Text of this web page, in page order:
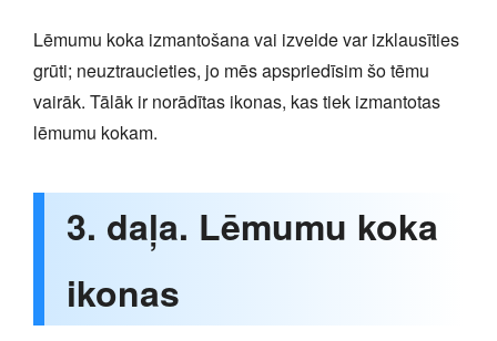
Lēmumu koka izmantošana vai izveide var izklausīties
grūti; neuztraucieties, jo mēs apspriedīsim šo tēmu
vairāk. Tālāk ir norādītas ikonas, kas tiek izmantotas
lēmumu kokam.
3. daļa. Lēmumu koka
ikonas